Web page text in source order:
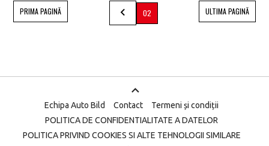
PRIMA PAGINĂ 02 ULTIMA PAGINĂ
Echipa Auto Bild Contact
Termeni și condiții
POLITICA DE CONFIDENTIALITATE A DATELOR
POLITICA PRIVIND COOKIES SI ALTE TEHNOLOGII SIMILARE